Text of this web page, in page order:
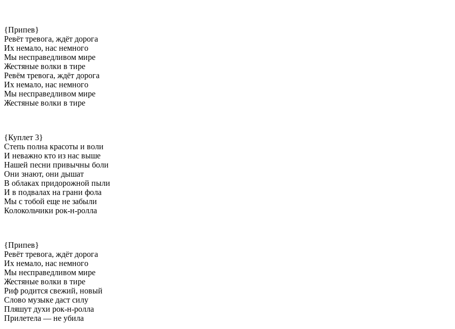
{Припев}
Ревёт тревога, ждёт дорога
Их немало, нас немного
Мы несправедливом мире
Жестяные волки в тире
Ревём тревога, ждёт дорога
Их немало, нас немного
Мы несправедливом мире
Жестяные волки в тире
{Куплет 3}
Степь полна красоты и воли
И неважно кто из нас выше
Нашей песни привычны боли
Они знают, они дышат
В облаках придорожной пыли
И в подвалах на грани фола
Мы с тобой еще не забыли
Колокольчики рок-н-ролла
{Припев}
Ревёт тревога, ждёт дорога
Их немало, нас немного
Мы несправедливом мире
Жестяные волки в тире
Риф родится свежий, новый
Слово музыке даст силу
Пляшут духи рок-н-ролла
Прилетела — не убила